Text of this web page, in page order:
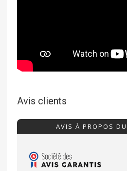
Avis clients
AVIS À PROPOS